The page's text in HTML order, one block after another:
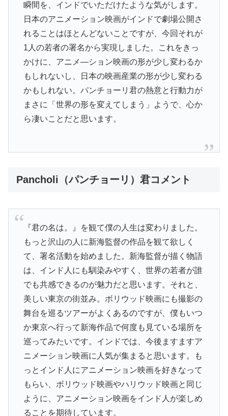
瞬間を、インドでいただけたような気がします。
日本のアニメーション映画がインドで劇場公開さ
れることはほとんどないことですが、今回それが
1人の若者の署名から実現しました。これをきっ
かけに、アニメ―ション映画の形が少し変わるか
もしれないし、日本の映画産業の形が少し変わる
かもしれない。パンチョーリ君の熱意と行動力が
まさに「世界の形を変えてしまう」ようで、心か
ら凄いことだと思います。
Pancholi（パンチョーリ）君コメント
『君の名は。』を観て僕の人生は変わりました。
もっと沢山の人に新海監督の作品を観て欲しく
て、署名活動を始めました。新海監督が描く物語
は、インド人にも馴染みやすく、世界の若者が誰
でも共感できるのが魅力だと思います。それと、
美しい東京の街並み。ボリウッド映画にも撮影の
舞台を巡るツアーがよくあるのですが、僕もいつ
か東京へ行って新海作品で何度も見ている場所を
巡ってみたいです。インドでは、今後ますますア
ニメーション映画に人気が集まると思います。も
っとインド人にアニメーション映画を好きなって
もらい、ボリウッド映画やハリウッド映画と同じ
ように、アニメーション映画をインド人が楽しめ
ることを期待しています。